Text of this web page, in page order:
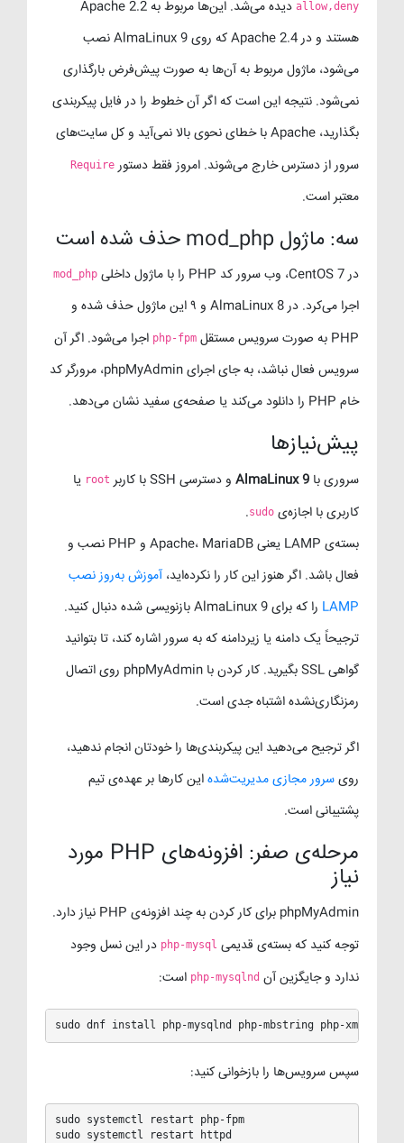
allow,deny
دیده می‌شد. این‌ها مربوط به Apache 2.2
هستند و در Apache 2.4 که روی AlmaLinux 9 نصب
می‌شود، ماژول مربوط به آن‌ها به صورت پیش‌فرض بارگذاری
نمی‌شود. نتیجه این است که اگر آن خطوط را در فایل پیکربندی
بگذارید، Apache با خطای نحوی بالا نمی‌آید و کل سایت‌های
سرور از دسترس خارج می‌شوند. امروز فقط دستور Require
معتبر است.
سه: ماژول mod_php حذف شده است
در CentOS 7، وب سرور کد PHP را با ماژول داخلی mod_php
اجرا می‌کرد. در AlmaLinux 8 و ۹ این ماژول حذف شده و
PHP به صورت سرویس مستقل
php-fpm اجرا می‌شود. اگر آن
سرویس فعال نباشد، به جای اجرای phpMyAdmin، مرورگر کد
خام PHP را دانلود می‌کند یا صفحه‌ی سفید نشان می‌دهد.
پیش‌نیازها
سروری با AlmaLinux 9 و دسترسی SSH با کاربر root یا
کاربری با اجازه‌ی sudo
.
بسته‌ی LAMP یعنی Apache، MariaDB و PHP نصب و
فعال باشد. اگر هنوز این کار را نکرده‌اید،آموزش به‌روز نصب
LAMP را که برای AlmaLinux 9 بازنویسی شده دنبال کنید.
ترجیحاً یک دامنه یا زیردامنه که به سرور اشاره کند، تا بتوانید
گواهی SSL بگیرید. کار کردن با phpMyAdmin روی اتصال
رمزنگاری‌نشده اشتباه جدی است.
اگر ترجیح می‌دهید این پیکربندی‌ها را خودتان انجام ندهید،
رویسرور مجازی مدیریت‌شدهاین کارها بر عهده‌ی تیم
پشتیبانی است.
مرحله‌ی صفر: افزونه‌های PHP مورد
نیاز
phpMyAdmin برای کار کردن به چند افزونه‌ی PHP نیاز دارد.
توجه کنید که بسته‌ی قدیمی php-mysql در این نسل وجود
ندارد و جایگزین آن php-mysqlnd است:
sudo dnf install php-mysqlnd php-mbstring php-xml php-
سپس سرویس‌ها را بازخوانی کنید:
sudo systemctl restart php-fpm
sudo systemctl restart httpd